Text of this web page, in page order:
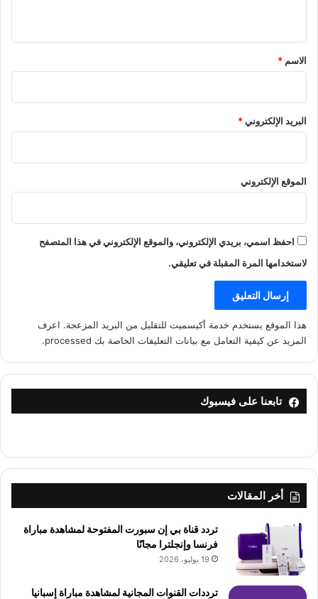
*
الاسم *
البريد الإلكتروني*
الموقع الإلكتروني
احفظ اسمي، بريدي الإلكتروني، والموقع الإلكتروني في هذا المتصفح
لاستخدامها المرة المقبلة في تعليقي.
هذا الموقع يستخدم خدمة أكيسميت للتقليل من البريد المزعجة. اعرف
المزيد عن كيفية التعامل مع بيانات التعليقات الخاصة بك processed
.
تابعنا على فيسبوك
أخر المقالات
تردد قناة بي إن سبورت المفتوحة لمشاهدة مباراة
فرنسا وإنجلترا مجانًا
19 يوليو، 2026
ترددات القنوات المجانية لمشاهدة مباراة إسبانيا